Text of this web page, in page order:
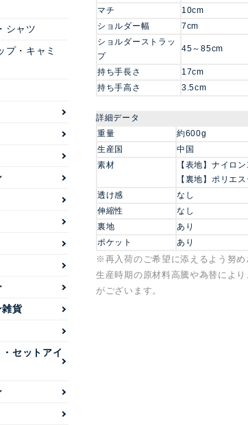
シャツ
プ・キャミ
雑貨
セットアイ
マチ
10cm
ショルダー幅
7cm
ショルダーストラッ
プ
45～85cm
持ち手長さ
17cm
持ち手高さ
3.5cm
詳細データ
重量
約600g
生産国
中国
素材
【表地】ナイロ
【裏地】ポリエ
透け感
なし
伸縮性
なし
裏地
あり
ポケット
あり
※再入荷のご希望に添えるよう努め
生産時期の原材料高騰や為替によ
がございます。